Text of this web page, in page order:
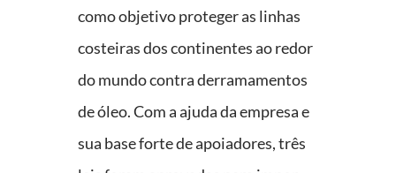
como objetivo proteger as linhas
costeiras dos continentes ao redor
do mundo contra derramamentos
de óleo. Com a ajuda da empresa e
sua base forte de apoiadores, três